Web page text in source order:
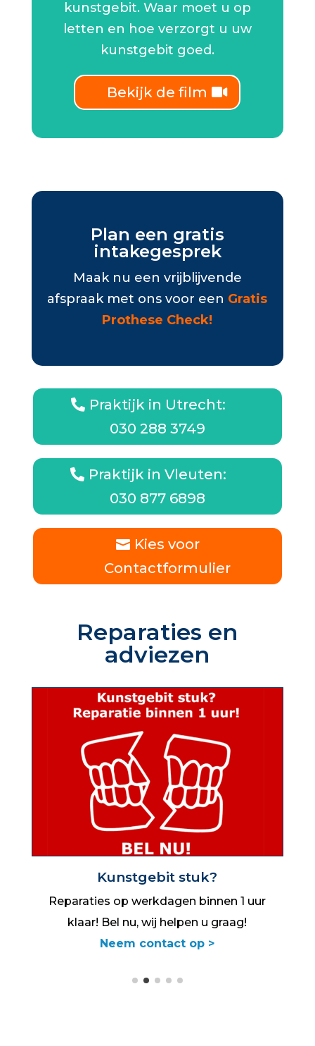
kunstgebit. Waar moet u op
letten en hoe verzorgt u uw
kunstgebit goed.
Bekijk de film
Plan een gratis
intakegesprek
Maak nu een vrijblijvende
afspraak met ons voor een Gratis
Prothese Check!
Praktijk in Utrecht:
030 288 3749
Praktijk in Vleuten:
030 877 6898
Kies voor
Contactformulier
Reparaties en
adviezen
Kunstgebit stuk?
Reparaties op werkdagen binnen 1 uur
klaar! Bel nu, wij helpen u graag!
Neem contact op >